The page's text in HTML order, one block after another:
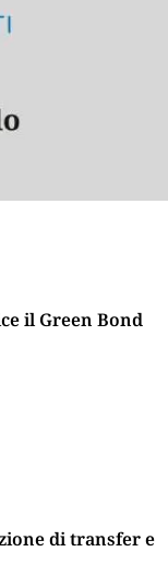
il Green Bond
di transfer e